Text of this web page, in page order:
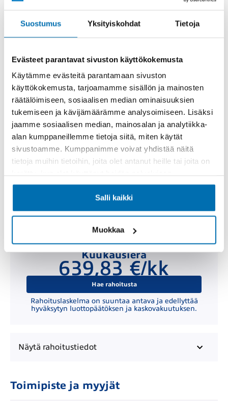
Suostumus Yksityiskohdat Tietoja
Evästeet parantavat sivuston käyttökokemusta
Käytämme evästeitä parantamaan sivuston
käyttökokemusta, tarjoamamme sisällön ja mainosten
räätälöimiseen, sosiaalisen median ominaisuuksien
tukemiseen ja kävijämäärämme analysoimiseen. Lisäksi
jaamme sosiaalisen median, mainosalan ja analytiikka-
alan kumppaneillemme tietoja siitä, miten käytät
sivustoamme. Kumppanimme voivat yhdistää näitä
tietoja muihin tietoihin, joita olet antanut heille tai joita on
Salli kaikki
Muokkaa
Käsiraha tai vaihtoauto (€)
Suurempi viimeinen erä (€)
Kuukausierä
639,83 €/kk
Hae rahoitusta
Rahoituslaskelma on suuntaa antava ja edellyttää
hyväksytyn luottopäätöksen ja kaskovakuutuksen.
Näytä rahoitustiedot
Toimipiste ja myyjät